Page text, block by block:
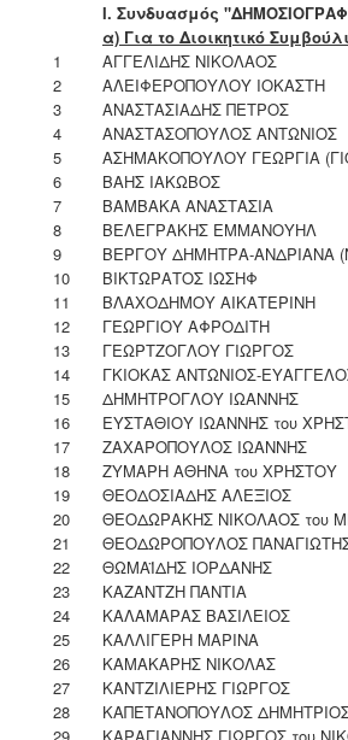
Ι. Συνδυασμός
α) Για το Διοικητικό
1
ΑΓΓΕΛΙΔΗΣ ΝΙΚΟΛΑΟΣ
2
ΑΛΕΙΦΕΡΟΠΟΥΛΟΥ ΙΟΚΑΣΤΗ
3
ΑΝΑΣΤΑΣΙΑΔΗΣ ΠΕΤΡΟΣ
4
ΑΝΑΣΤΑΣΟΠΟΥΛΟΣ ΑΝΤΩΝΙΟΣ
5
ΑΣΗΜΑΚΟΠΟΥΛΟΥ ΓΕΩΡΓΙΑ
6
ΒΑΗΣ ΙΑΚΩΒΟΣ
7
ΒΑΜΒΑΚΑ ΑΝΑΣΤΑΣΙΑ
8
ΒΕΛΕΓΡΑΚΗΣ ΕΜΜΑΝΟΥΗΛ
9
ΒΕΡΓΟΥ ΔΗΜΗΤΡΑ-ΑΝΔΡΙΑΝΑ
10
ΒΙΚΤΩΡΑΤΟΣ ΙΩΣΗΦ
11
ΒΛΑΧΟΔΗΜΟΥ ΑΙΚΑΤΕΡΙΝΗ
12
ΓΕΩΡΓΙΟΥ ΑΦΡΟΔΙΤΗ
13
ΓΕΩΡΤΖΟΓΛΟΥ ΓΙΩΡΓΟΣ
14
ΓΚΙΟΚΑΣ ΑΝΤΩΝΙΟΣ-
15
ΔΗΜΗΤΡΟΓΛΟΥ ΙΩΑΝΝΗΣ
16
ΕΥΣΤΑΘΙΟΥ ΙΩΑΝΝΗΣ του
17
ΖΑΧΑΡΟΠΟΥΛΟΣ ΙΩΑΝΝΗΣ
18
ΖΥΜΑΡΗ ΑΘΗΝΑ του ΧΡΗΣΤΟΥ
19
ΘΕΟΔΟΣΙΑΔΗΣ ΑΛΕΞΙΟΣ
20
ΘΕΟΔΩΡΑΚΗΣ ΝΙΚΟΛΑΟΣ του
21
ΘΕΟΔΩΡΟΠΟΥΛΟΣ
22
ΘΩΜΑΪΔΗΣ ΙΟΡΔΑΝΗΣ
23
ΚΑΖΑΝΤΖΗ ΠΑΝΤΙΑ
24
ΚΑΛΑΜΑΡΑΣ ΒΑΣΙΛΕΙΟΣ
25
ΚΑΛΛΙΓΕΡΗ ΜΑΡΙΝΑ
26
ΚΑΜΑΚΑΡΗΣ ΝΙΚΟΛΑΣ
27
ΚΑΝΤΖΙΛΙΕΡΗΣ ΓΙΩΡΓΟΣ
28
ΚΑΠΕΤΑΝΟΠΟΥΛΟΣ